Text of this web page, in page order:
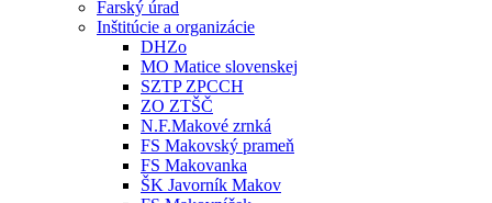
Farský úrad
Inštitúcie a organizácie
DHZo
MO Matice slovenskej
SZTP ZPCCH
ZO ZTŠČ
N.F.Makové zrnká
FS Makovský prameň
FS Makovanka
ŠK Javorník Makov